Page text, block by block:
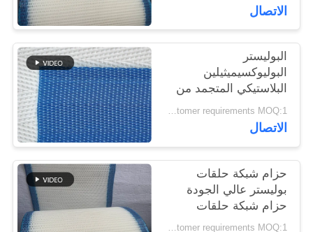
الاتصال
البوليستر
البوليوكسيميثيلين
البلاستيكي المتجمد من
الجودة الغذائية الشبكة
المنسوجة الحلزونية برج
وصلة الناقل الشبكة
الحزام
According to customer requirements MOQ:1 متر
الاتصال
حزام شبكة حلقات
بوليستر عالي الجودة
حزام شبكة حلقات
بوليستر 100٪ حزام
According to customer requirements MOQ:1 متر